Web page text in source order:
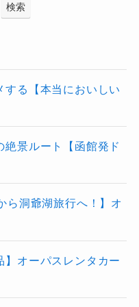
検索
する【本当においしい
景ルート【函館発ド
ら洞爺湖旅行へ！】オ
】オーパスレンタカー